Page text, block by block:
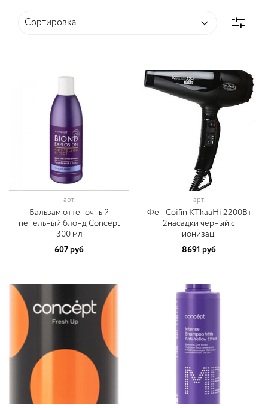
арт.
Бальзам оттеночный
пепельный блонд Concept
300 мл
607 руб
арт.
Фен Coifin KTkaaHi 2200Вт
2насадки черный с
ионизац.
8691 руб